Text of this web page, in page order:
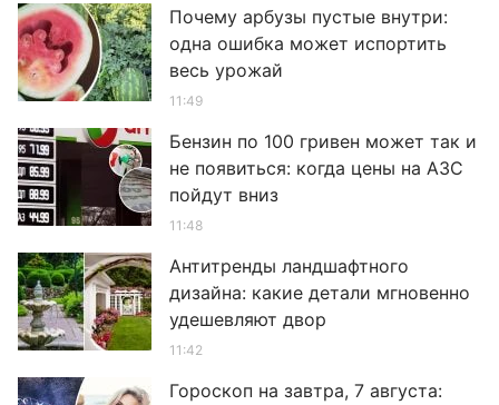
Почему арбузы пустые внутри:
одна ошибка может испортить
весь урожай
11:49
Бензин по 100 гривен может так и
не появиться: когда цены на АЗС
пойдут вниз
11:48
Антитренды ландшафтного
дизайна: какие детали мгновенно
удешевляют двор
11:42
Гороскоп на завтра, 7 августа: